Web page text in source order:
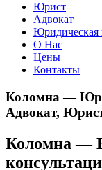
Юрист
Адвокат
Юридическая
О Нас
Цены
Контакты
Коломна —
Адвокат,
Коломна —